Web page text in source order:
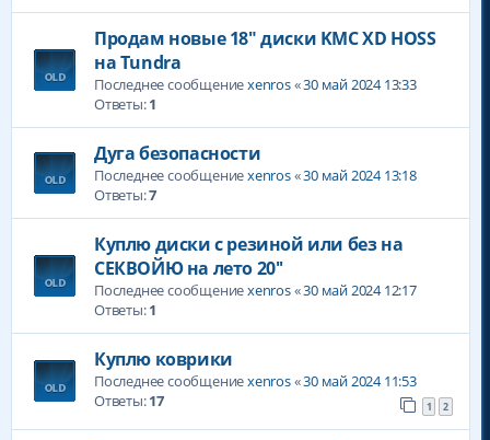
Продам новые 18" диски KMC XD HOSS
на Tundra
Последнее сообщениеxenros«30 май 2024 13:33
Ответы:1
Дуга безопасности
Последнее сообщениеxenros«30 май 2024 13:18
Ответы:7
Куплю диски с резиной или без на
СЕКВОЙЮ на лето 20''
Последнее сообщениеxenros«30 май 2024 12:17
Ответы:1
Куплю коврики
Последнее сообщениеxenros«30 май 2024 11:53
Ответы:17 1 2